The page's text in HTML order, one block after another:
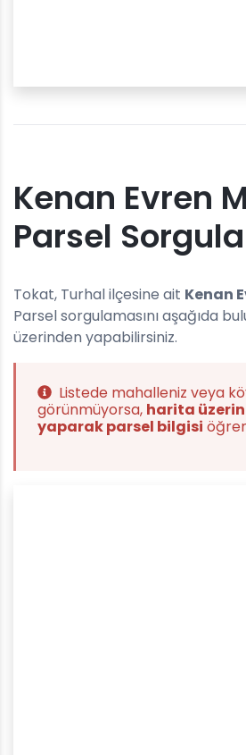
Kenan Evren
Parsel Sorgula
Tokat, Turhal ilçesine ait Kenan
Parsel sorgulamasını aşağıda
üzerinden yapabilirsiniz.
Listede mahalleniz veya
görünmüyorsa, harita
yaparak parsel bilgisi